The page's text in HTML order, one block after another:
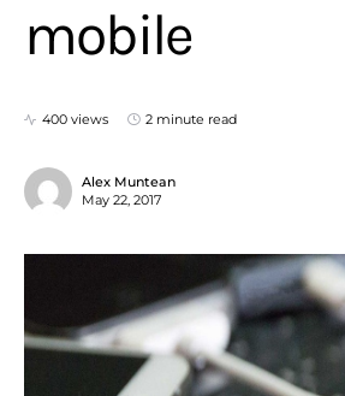
mobile
400 views 2 minute read
Alex Muntean
May 22, 2017